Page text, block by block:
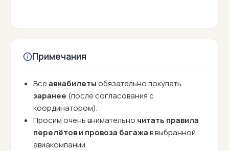
Примечания
Всеавиабилетыобязательно покупать
заранее (после согласования с
координатором).
Просим очень внимательно читать правила
перелётов и провоза багажав выбранной
авиакомпании.